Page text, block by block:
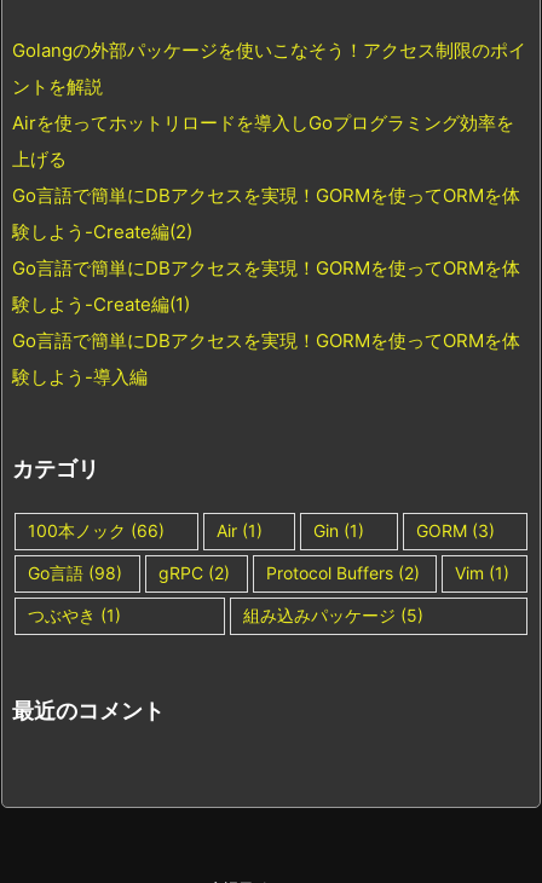
Golangの外部パッケージを使いこなそう！アクセス制限のポイ
ントを解説
Airを使ってホットリロードを導入しGoプログラミング効率を
上げる
Go言語で簡単にDBアクセスを実現！GORMを使ってORMを体
験しよう-Create編(2)
Go言語で簡単にDBアクセスを実現！GORMを使ってORMを体
験しよう-Create編(1)
Go言語で簡単にDBアクセスを実現！GORMを使ってORMを体
験しよう-導入編
カテゴリ
100本ノック (66) Air(1) Gin (1) GORM(3)
Go言語 (98) gRPC(2) Protocol Buffers(2) Vim (1)
つぶやき (1) 組み込みパッケージ (5)
最近のコメント